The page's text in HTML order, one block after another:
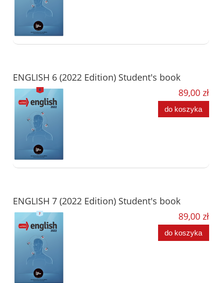
ENGLISH 6 (2022 Edition) Student's book
89,00 zł
do koszyka
ENGLISH 7 (2022 Edition) Student's book
89,00 zł
do koszyka